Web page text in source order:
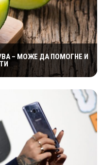
– МОЖЕ ДА ПОМОГНЕ И